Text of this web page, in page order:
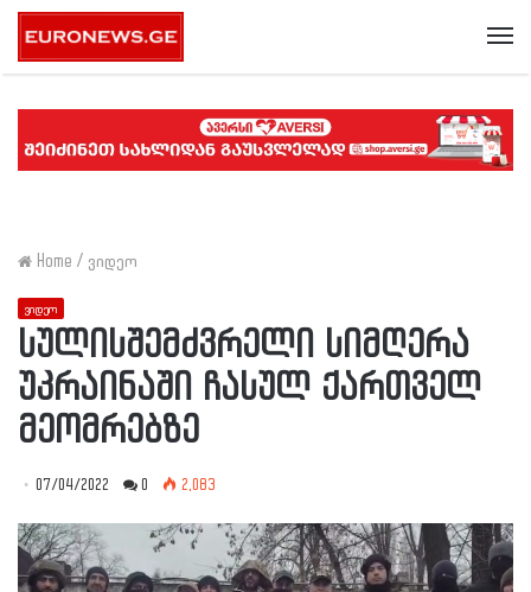
Home / ვიდეო
ვიდეო
სულისშემძვრელი სიმღერა
უკრაინაში ჩასულ ქართველ
მეომრებზე
07/04/2022 0 2,083